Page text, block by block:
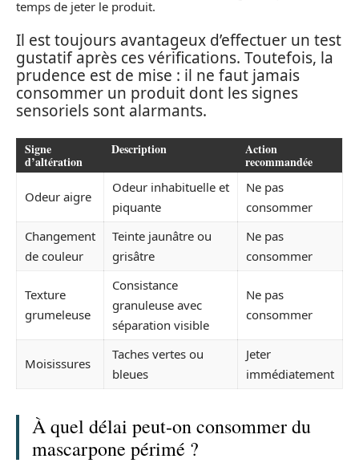
temps de jeter le produit.
Il est toujours avantageux d’effectuer un test
gustatif après ces vérifications. Toutefois, la
prudence est de mise : il ne faut jamais
consommer un produit dont les signes
sensoriels sont alarmants.
Signe
d’altération
Description Action
recommandée
Odeur aigre
Odeur inhabituelle et
piquante
Ne pas
consommer
Changement
de couleur
Teinte jaunâtre ou
grisâtre
Ne pas
consommer
Texture
grumeleuse
Consistance
granuleuse avec
séparation visible
Ne pas
consommer
Moisissures
Taches vertes ou
bleues
Jeter
immédiatement
À quel délai peut-on consommer du
mascarpone périmé ?